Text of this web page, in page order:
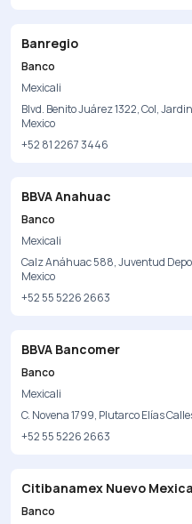
Banregio
Banco
Mexicali
Blvd. Benito Juárez 1322, Col,
Mexico
+52 81 2267 3446
BBVA Anahuac
Banco
Mexicali
Calz Anáhuac 588, Juventud
Mexico
+52 55 5226 2663
BBVA Bancomer
Banco
Mexicali
C. Novena 1799, Plutarco Elías
+52 55 5226 2663
Citibanamex Nuevo
Banco